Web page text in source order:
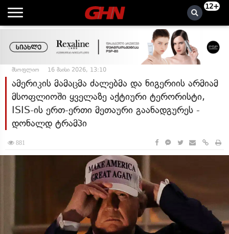
12+
მსოფლიო 16 მაისი 2026, 13:10
ამერიკის მამაცმა ძალებმა და ნიგერიის არმიამ
მსოფლიოში ყველაზე აქტიური ტერორისტი,
ISIS-ის ერთ-ერთი მეთაური გაანადგურეს -
დონალდ ტრამპი
881